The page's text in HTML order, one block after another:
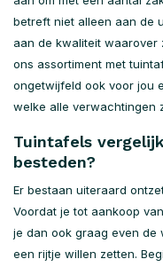
betreft niet alleen aan de
aan de kwaliteit waarover
ons assortiment met
ongetwijfeld ook voor jou
welke alle verwachtingen
Tuintafels
besteden?
Er bestaan uiteraard
Voordat je tot aankoop
je dan ook graag even de
een rijtje willen zetten.